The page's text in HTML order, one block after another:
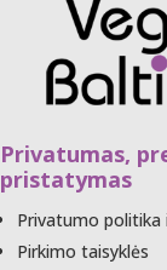
Privatumas,
pristatymas
Privatumo politika
Pirkimo taisyklės